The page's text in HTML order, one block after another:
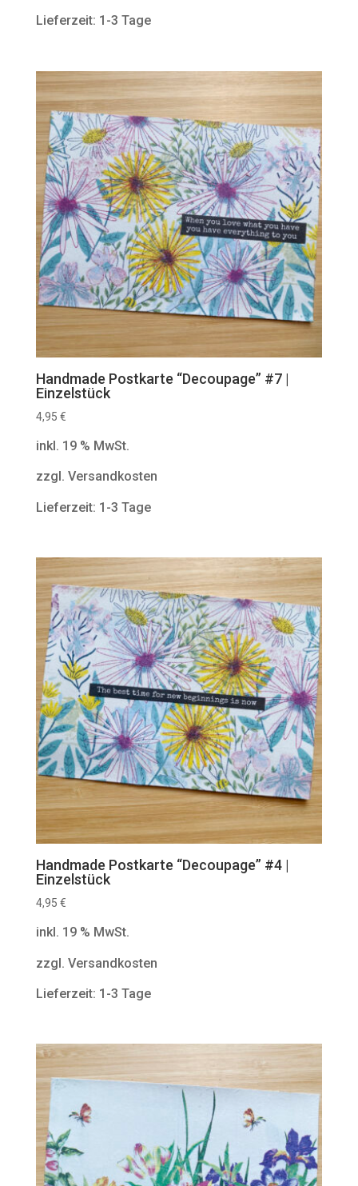
Lieferzeit: 1-3 Tage
Handmade Postkarte “Decoupage” #7 |
Einzelstück
4,95 €
inkl. 19 % MwSt.
zzgl. Versandkosten
Lieferzeit: 1-3 Tage
Handmade Postkarte “Decoupage” #4 |
Einzelstück
4,95 €
inkl. 19 % MwSt.
zzgl. Versandkosten
Lieferzeit: 1-3 Tage